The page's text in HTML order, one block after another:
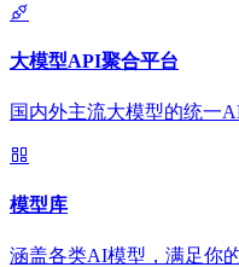
大模型API聚合平台
国内外主流大模型的统一
模型库
涵盖各类AI模型，满足你